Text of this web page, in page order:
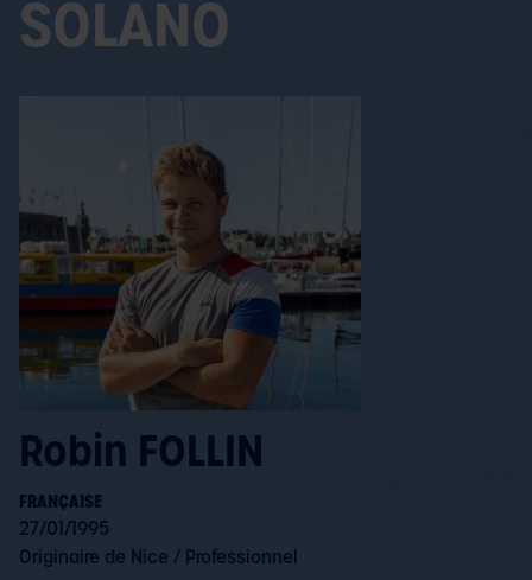
SOLANO
Robin FOLLIN
FRANÇAISE
27/01/1995
Originaire de Nice / Professionnel